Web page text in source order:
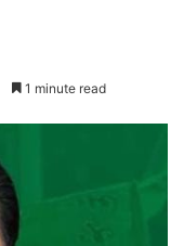
1 minute read